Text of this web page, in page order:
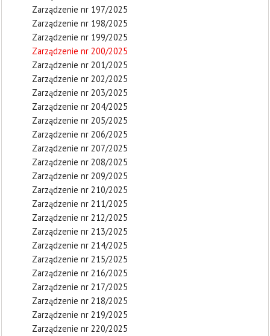
Zarządzenie nr 197/2025
Zarządzenie nr 198/2025
Zarządzenie nr 199/2025
Zarządzenie nr 200/2025
Zarządzenie nr 201/2025
Zarządzenie nr 202/2025
Zarządzenie nr 203/2025
Zarządzenie nr 204/2025
Zarządzenie nr 205/2025
Zarządzenie nr 206/2025
Zarządzenie nr 207/2025
Zarządzenie nr 208/2025
Zarządzenie nr 209/2025
Zarządzenie nr 210/2025
Zarządzenie nr 211/2025
Zarządzenie nr 212/2025
Zarządzenie nr 213/2025
Zarządzenie nr 214/2025
Zarządzenie nr 215/2025
Zarządzenie nr 216/2025
Zarządzenie nr 217/2025
Zarządzenie nr 218/2025
Zarządzenie nr 219/2025
Zarządzenie nr 220/2025